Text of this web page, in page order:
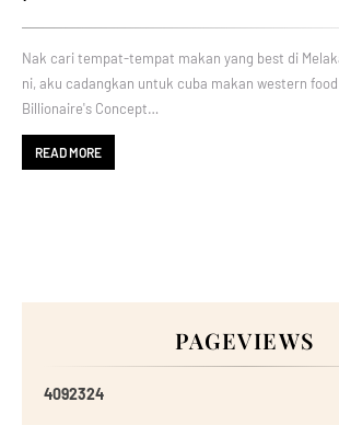
Nak cari tempat-tempat makan yang best di
ni, aku cadangkan untuk cuba makan western
Billionaire's Concept…
READ MORE
PAGEVIEWS
4092324